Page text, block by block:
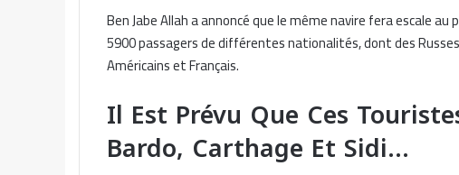
Ben Jabe Allah a annoncé que le même navire fera escale
5900 passagers de différentes nationalités, dont des
Américains et Français.
Il Est Prévu Que Ces
Bardo, Carthage Et Sidi…